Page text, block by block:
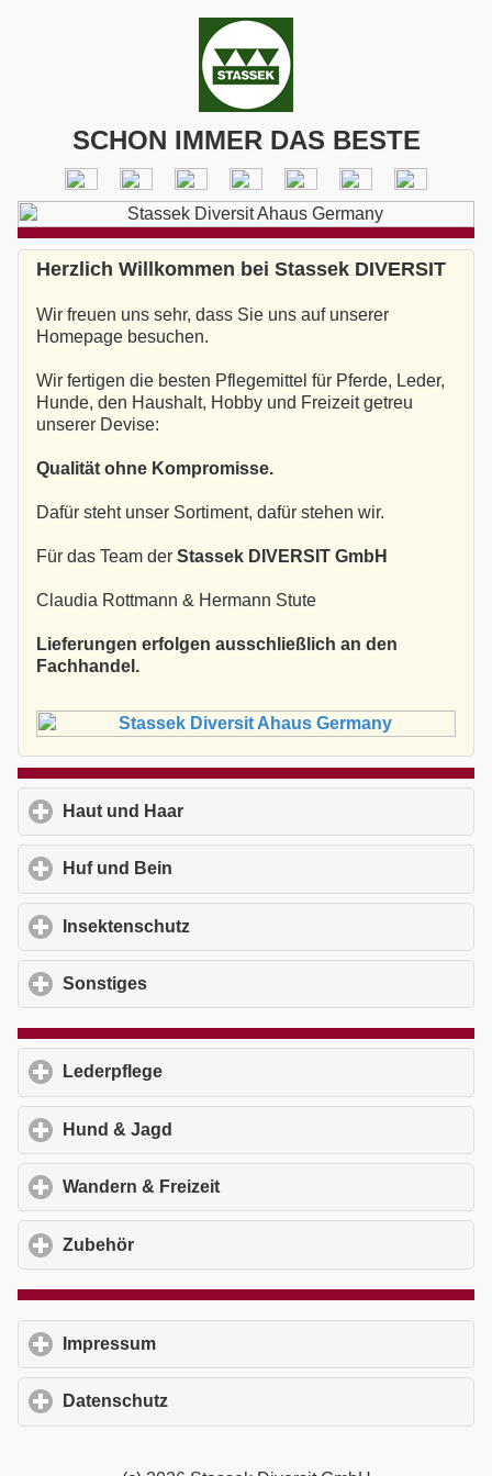
SCHON IMMER DAS BESTE
Herzlich Willkommen bei Stassek DIVERSIT
Wir freuen uns sehr, dass Sie uns auf unserer
Homepage besuchen.
Wir fertigen die besten Pflegemittel für Pferde, Leder,
Hunde, den Haushalt, Hobby und Freizeit getreu
unserer Devise:
Qualität ohne Kompromisse.
Dafür steht unser Sortiment, dafür stehen wir.
Für das Team der Stassek DIVERSIT GmbH
Claudia Rottmann & Hermann Stute
Lieferungen erfolgen ausschließlich an den
Fachhandel.
Haut und Haar
Huf und Bein
Insektenschutz
Sonstiges
Lederpflege
Hund & Jagd
Wandern & Freizeit
Zubehör
Impressum
Datenschutz